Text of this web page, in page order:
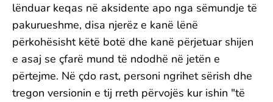
lënduar keqas në aksidente apo nga sëmundje të
pakurueshme, disa njerëz e kanë lënë
përkohësisht këtë botë dhe kanë përjetuar shijen
e asaj se çfarë mund të ndodhë në jetën e
përtejme. Në çdo rast, personi ngrihet sërish dhe
tregon versionin e tij rreth përvojës kur ishin "të